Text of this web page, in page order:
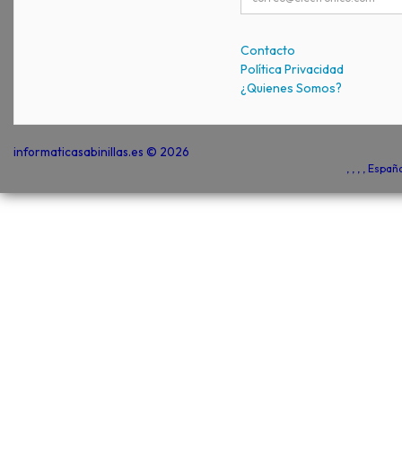
Contacto
Política Privacidad
¿Quienes Somos?
informaticasabinillas.es © 2026
, , , ,